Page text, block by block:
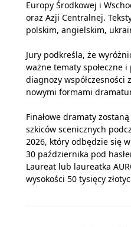
Europy Środkowej i
oraz Azji Centralnej.
polskim, angielskim,
Jury podkreśla, że
ważne tematy społeczne
diagnozy współczesności
nowymi formami
Finałowe dramaty
szkiców scenicznych
2026, który odbędzie się
30 października pod
Laureat lub laureatka
wysokości 50 tysięcy